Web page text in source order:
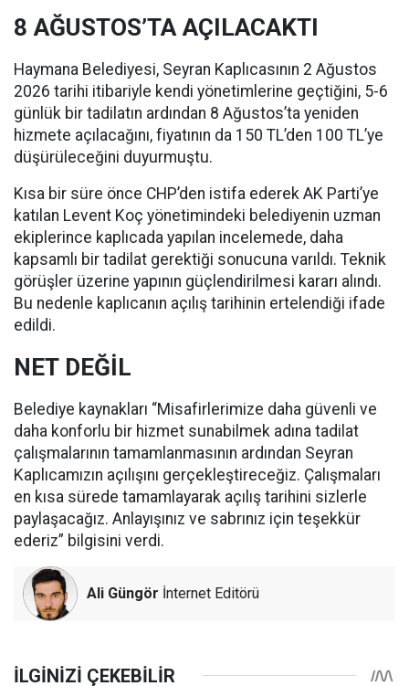
8 AĞUSTOS’TA AÇILACAKTI
Haymana Belediyesi, Seyran Kaplıcasının 2 Ağustos
2026 tarihi itibariyle kendi yönetimlerine geçtiğini, 5-6
günlük bir tadilatın ardından 8 Ağustos’ta yeniden
hizmete açılacağını, fiyatının da 150 TL’den 100 TL’ye
düşürüleceğini duyurmuştu.
Kısa bir süre önce CHP’den istifa ederek AK Parti’ye
katılan Levent Koç yönetimindeki belediyenin uzman
ekiplerince kaplıcada yapılan incelemede, daha
kapsamlı bir tadilat gerektiği sonucuna varıldı. Teknik
görüşler üzerine yapının güçlendirilmesi kararı alındı.
Bu nedenle kaplıcanın açılış tarihinin ertelendiği ifade
edildi.
NET DEĞİL
Belediye kaynakları “Misafirlerimize daha güvenli ve
daha konforlu bir hizmet sunabilmek adına tadilat
çalışmalarının tamamlanmasının ardından Seyran
Kaplıcamızın açılışını gerçekleştireceğiz. Çalışmaları
en kısa sürede tamamlayarak açılış tarihini sizlerle
paylaşacağız. Anlayışınız ve sabrınız için teşekkür
ederiz” bilgisini verdi.
Ali Güngör İnternet Editörü